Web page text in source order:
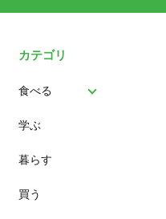
カテゴリ
食べる
パン
スイーツ
ランチ
学ぶ
暮らす
買う